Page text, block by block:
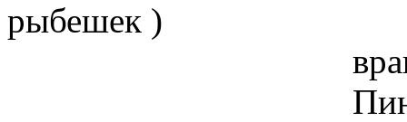
рыбешек )
враш-
Пинь -